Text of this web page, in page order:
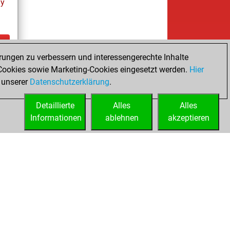
zu verbessern und interessengerechte Inhalte
sowie Marketing-Cookies eingesetzt werden. Hier
Datenschutzerklärung.
Alles
akzeptieren
Alles
ablehnen
Detaillierte
Informationen